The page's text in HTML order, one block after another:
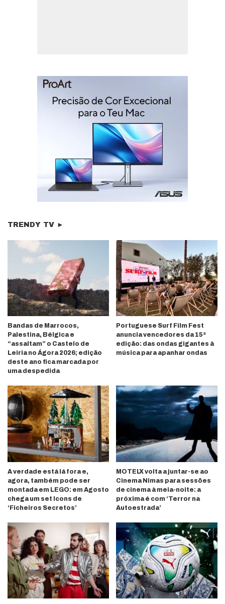
TRENDY TV ►
Bandas de Marrocos,
Palestina, Bélgica e
“assaltam” o Castelo de
Leiria no Ágora 2026; edição
deste ano fica marcada por
uma despedida
Portuguese Surf Film Fest
anuncia vencedores da 15ª
edição: das ondas gigantes à
música para apanhar ondas
A verdade está lá fora e,
agora, também pode ser
montada em LEGO: em Agosto
chega um set Icons de
‘Ficheiros Secretos’
MOTELX volta a juntar-se ao
Cinema Nimas para sessões
de cinema à meia-noite: a
próxima é com ‘Terror na
Autoestrada’